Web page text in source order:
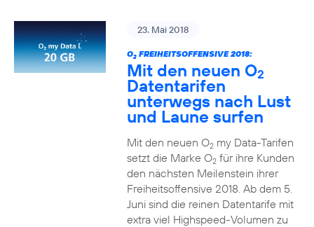
23. Mai 2018
O2FREIHEITSOFFENSIVE 2018:
Mit den neuen O2
Datentarifen
unterwegs nach Lust
und Laune surfen
Mit den neuen O2my Data-Tarifen
setzt die Marke O2für ihre Kunden
den nächsten Meilenstein ihrer
Freiheitsoffensive 2018. Ab dem 5.
Juni sind die reinen Datentarife mit
extra viel Highspeed-Volumen zu